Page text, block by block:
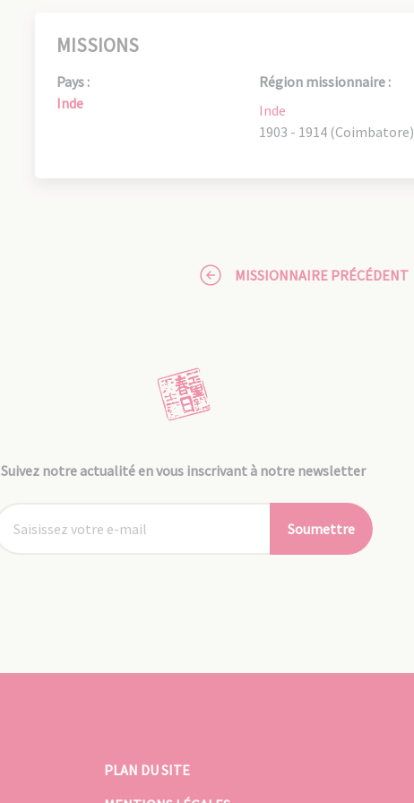
MISSIONS
Pays :
Inde
Région missionnaire :
Inde
1903 - 1914 (Coimbatore)
MISSIONNAIRE PRÉCÉDENT
Suivez notre actualité en vous inscrivant à notre newsletter
Soumettre
PLAN DU SITE